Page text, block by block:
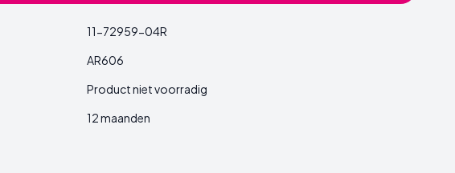
11-72959-04R
AR606
Product niet voorradig
12 maanden